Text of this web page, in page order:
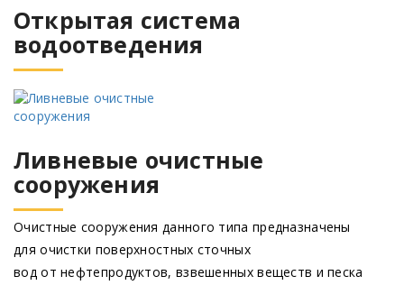
Открытая система
водоотведения
Ливневые очистные
сооружения
Очистные сооружения данного типа предназначены
для очистки поверхностных сточных
вод от нефтепродуктов, взвешенных веществ и песка